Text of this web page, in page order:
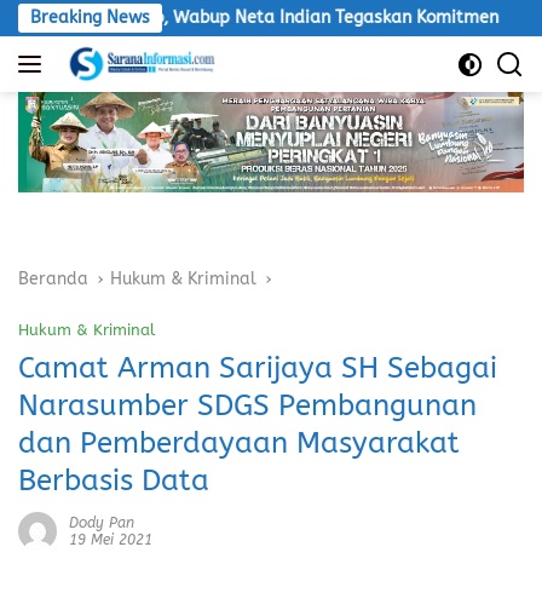
Langsung
ke
konten
Breaking News
Wabup Neta Indian Tegaskan Komitmen Polres
Beranda Hukum & Kriminal
Hukum & Kriminal
Camat Arman Sarijaya SH Sebagai
Narasumber SDGS Pembangunan
dan Pemberdayaan Masyarakat
Berbasis Data
Dody Pan
19 Mei 2021